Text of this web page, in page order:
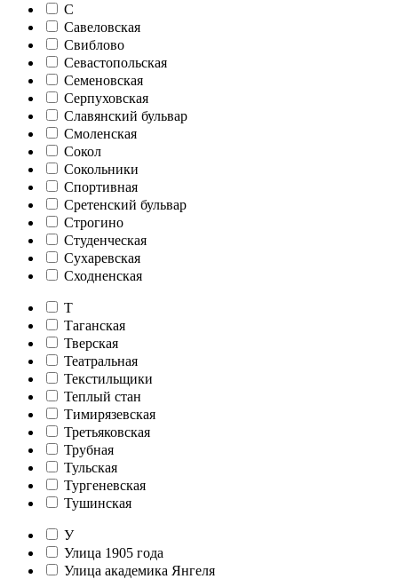
С
Савеловская
Свиблово
Севастопольская
Семеновская
Серпуховская
Славянский бульвар
Смоленская
Сокол
Сокольники
Спортивная
Сретенский бульвар
Строгино
Студенческая
Сухаревская
Сходненская
Т
Таганская
Тверская
Театральная
Текстильщики
Теплый стан
Тимирязевская
Третьяковская
Трубная
Тульская
Тургеневская
Тушинская
У
Улица 1905 года
Улица академика Янгеля